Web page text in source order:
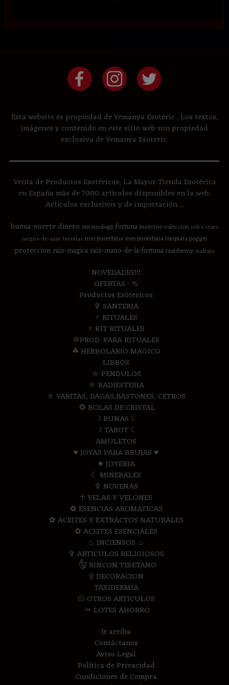
Esta website es propiedad de Yemanya Esoteric . Los textos,
imágenes y contenido en este sitio web son propiedad
exclusiva de Yemanya Esoteric.
Venta de Productos Esotéricos, La Mayor Tienda Esotérica
en España más de 7000 artículos disponibles en la web.
Artículos exclusivos y de importación....
buena-suertedinero entomologyfortunainsectos-coleccion job's tears
juegos-de-azar loterias mecynorrhinamecynorrhina torquata poggei
proteccion raiz-magica raiz-mano-de-la-fortunataxidermy trabajo
NOVEDADES!!!
OFERTAS - %
Productos Esótericos
✞ SANTERIA
♆ RITUALES
♆ KIT RITUALES
✡PROD. PARA RITUALES
☘ HERBOLARIO MAGICO
LIBROS
⛤ PENDULOS
⛤ RADIESTESIA
⛤ VARITAS, DAGAS,BASTONES, CETROS
❂ BOLAS DE CRISTAL
☽ RUNAS ☾
☽ TAROT ☾
AMULETOS
♥ JOYAS PARA BRUJAS ♥
★ JOYERIA
☾ MINERALES
✞ NOVENAS
☥ VELAS Y VELONES
✿ ESENCIAS AROMATICAS
✿ ACEITES Y EXTRACTOS NATURALES
✿ ACEITES ESENCIALES
♨ INCIENSOS ♨
✞ ARTICULOS RELIGIOSOS
༃ RINCON TIBETANO
۩ DECORACION
TAXIDERMIA
۞ OTROS ARTICULOS
✂ LOTES AHORRO
Ir arriba
Contáctanos
Aviso Legal
Política de Privacidad
Condiciones de Compra